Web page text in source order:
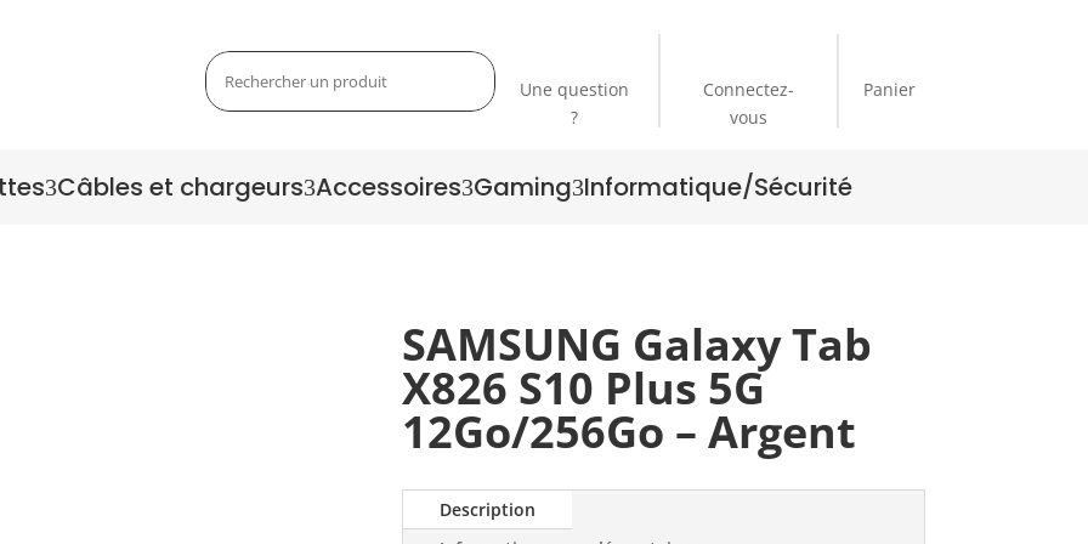
Une question
?
Connectez-
vous
Panier
3Câbles et chargeurs3Accessoires3Gaming3Informatique/Sécurité
SAMSUNG Galaxy Tab
X826 S10 Plus 5G
12Go/256Go – Argent
Description